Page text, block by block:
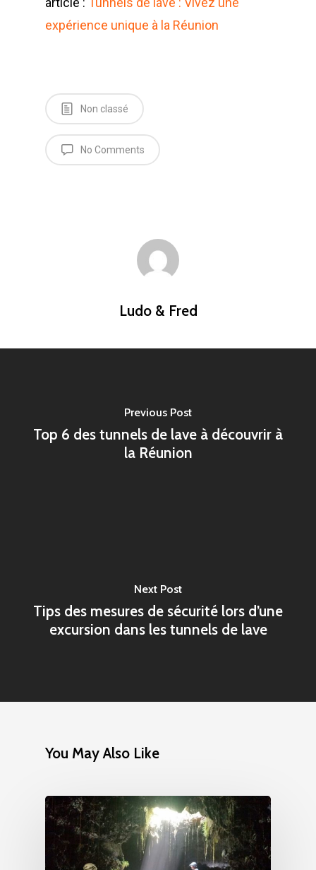
expérience unique à la Réunion
Non classé
No Comments
Ludo & Fred
Previous Post
Top 6 des tunnels de lave à découvrir à
la Réunion
Next Post
Tips des mesures de sécurité lors d’une
excursion dans les tunnels de lave
You May Also Like